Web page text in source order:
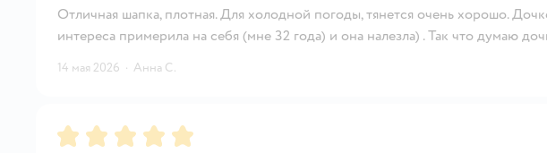
Отличная шапка, плотная. Для холодной погоды, тянется очень хорошо.
интереса примерила на себя (мне 32 года) и она налезла) . Так что думаю
14 мая 2026 · Анна С.
Рейтинг:5